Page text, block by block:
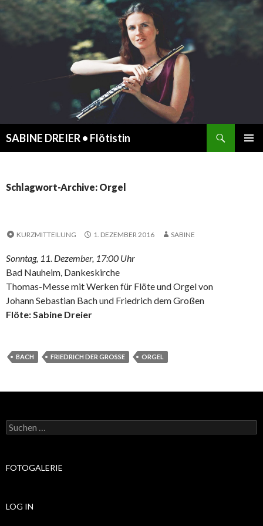
SABINE DREIER • Flötistin
Schlagwort-Archive: Orgel
KURZMITTEILUNG 1. DEZEMBER 2016 SABINE
Sonntag, 11. Dezember, 17:00 Uhr
Bad Nauheim, Dankeskirche
Thomas-Messe mit Werken für Flöte und Orgel von
Johann Sebastian Bach und Friedrich dem Großen
Flöte: Sabine Dreier
BACH FRIEDRICH DER GROSSE ORGEL
Suchen
nach:
FOTOGALERIE
LOG IN